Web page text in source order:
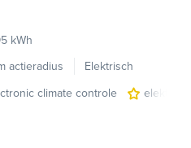
kWh
actieradius
Elektrisch
climate controle